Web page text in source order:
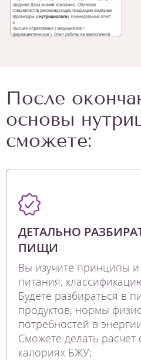
После
основы
сможете:
ДЕТАЛЬНО
ПИЩИ
Вы изучите принципы
питания,
Будете разбираться в
продуктов, нормы
потребностей в
Сможете делать
калориях БЖУ;